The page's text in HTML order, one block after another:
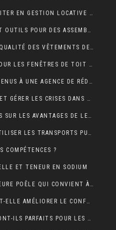
LES ERREURS COURANTES À ÉVITER EN GESTION LOCATIVE ET COMMENT LES PRÉVENIR AVEC UN OUTIL EN LIGNE
LE FRETTAGE : TECHNIQUES ET OUTILS POUR DES ASSEMBLAGES PARFAITS
LES AVANTAGES DE LA HAUTE QUALITÉ DES VÊTEMENTS DE SPORT
LES MATÉRIAUX POPULAIRES POUR LES FENÊTRES DE TOIT : AVANTAGES ET INCONVÉNIENTS
POURQUOI CONFIER VOS CONTENUS À UNE AGENCE DE RÉDACTION ? LA CLÉ DU SUCCÈS EN LIGNE
STRATÉGIES POUR ORGANISER ET GÉRER LES CRISES DANS UNE ENTREPRISE
APPLICATIONS IPTV : LUMIÈRES SUR LES AVANTAGES DE LEUR UTILISATION
NAVETTE AÉROPORT LYON : UTILISER LES TRANSPORTS PUBLICS ET TAXIS
COMPÉTENCES ?
ET TENEUR EN SODIUM
COMMENT TROUVER LA MEILLEURE POÊLE QUI CONVIENT À VOTRE MAISON ?
COMMENT UNE CHEMINÉE PEUT-ELLE AMÉLIORER LE CONFORT ET L’ESTHÉTIQUE DE VOTRE MAISON ?
POURQUOI LE TAXI ASTÉRIX SONT-ILS PARFAITS POUR LES TOURISTES ?